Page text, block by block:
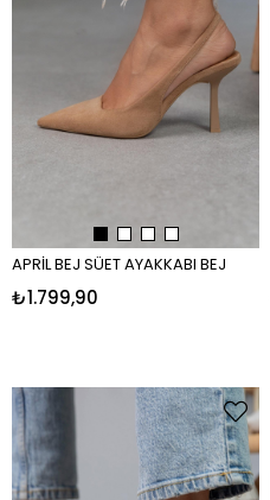
APRİL BEJ SÜET AYAKKABI BEJ
₺1.799,90